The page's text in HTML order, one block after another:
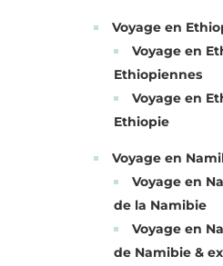
Voyage en
Voyage en
Ethiopiennes
Voyage en
Ethiopie
Voyage en
Voyage en
de la Namibie
Voyage en
de Namibie &